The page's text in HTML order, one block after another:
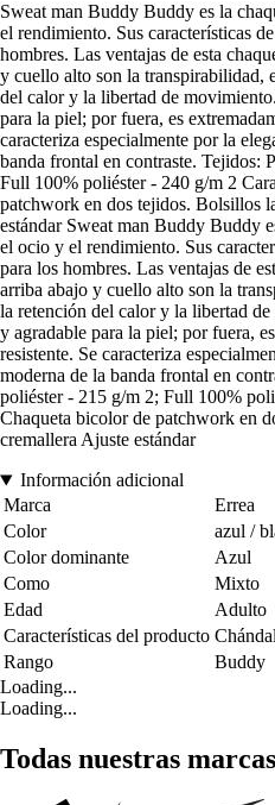
Sweat man Buddy Buddy es la
el rendimiento. Sus características
hombres. Las ventajas de esta
y cuello alto son la transpirabilidad,
del calor y la libertad de
para la piel; por fuera, es
caracteriza especialmente por la
banda frontal en contraste. Tejidos:
Full 100% poliéster - 240 g/m 2
patchwork en dos tejidos. Bolsillos
estándar Sweat man Buddy Buddy
el ocio y el rendimiento. Sus
para los hombres. Las ventajas de
arriba abajo y cuello alto son la
la retención del calor y la libertad
y agradable para la piel; por fuera,
resistente. Se caracteriza
moderna de la banda frontal en
poliéster - 215 g/m 2; Full 100%
Chaqueta bicolor de patchwork en
cremallera Ajuste estándar
Información adicional
Marca
Errea
Color
azul /
Color dominante
Azul
Como
Mixto
Edad
Adulto
Características del producto Chándal
Rango
Buddy
Loading...
Loading...
Todas nuestras marcas